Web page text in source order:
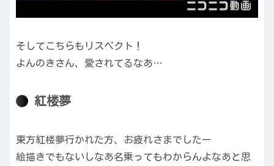
そしてこちらもリスペクト！
よんのきさん、愛されてるなあ…
紅楼夢
東方紅楼夢行かれた方、お疲れさまでしたー
絵描きでもないしなあ名乗ってもわからんよなあと思